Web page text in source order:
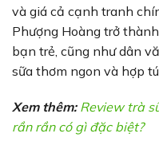
và giá cả cạnh tranh
Phượng Hoàng trở
bạn trẻ, cũng như dân
sữa thơm ngon và hợp
Xem thêm: Review trà
rần rần có gì đặc biệt?